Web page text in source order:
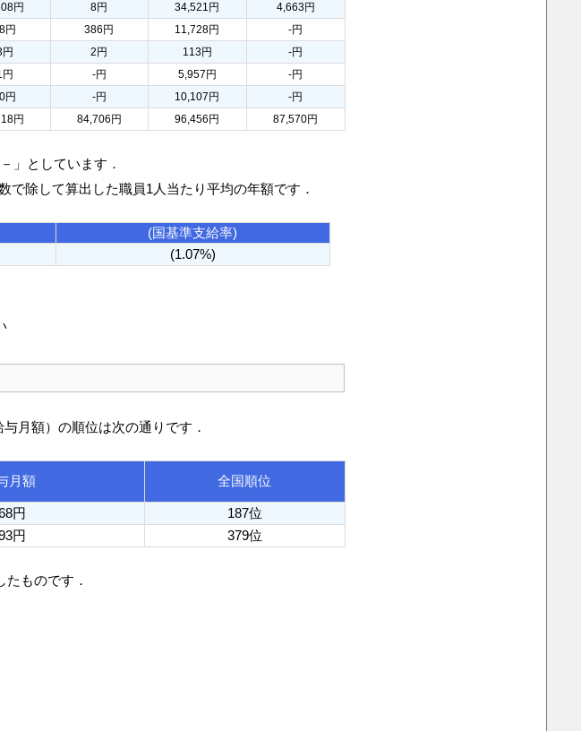
円 8円 34,521円
4,663円
円 386円 11,728円
-円
2円 113円
-円
-円 5,957円
-円
円 -円 10,107円
-円
円 84,706円 96,456円 87,570円
」としています．
で除して算出した職員1人当たり平均の年額です．
(国基準支給率)
(1.07%)
月額）の順位は次の通りです．
月額 全国順位
円
187位
円 379位
ものです．